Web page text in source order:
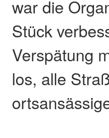
war die
Stück
Verspätung
los, alle